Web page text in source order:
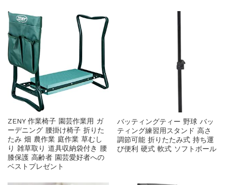
ZENY 作業椅子 園芸作業用 ガ
ーデニング 腰掛け椅子 折りた
たみ 畑 農作業 庭作業 草むし
り 雑草取り 道具収納袋付き 腰
膝保護 高齢者 園芸愛好者への
ベストプレゼント
バッティングティー 野球 バッ
ティング練習用スタンド 高さ
調節可能 折りたたみ式 持ち運
び便利 硬式 軟式 ソフトボール